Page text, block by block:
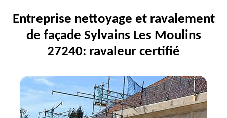
Entreprise nettoyage et ravalement
de façade Sylvains Les Moulins
27240: ravaleur certifié